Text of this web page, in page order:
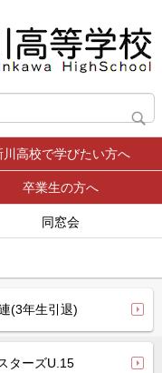
川高校で学びたい方へ
卒業生の方へ
同窓会
(3年生引退)
ターズU.15